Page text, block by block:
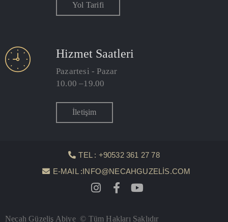
Yol Tarifi
Hizmet Saatleri
Pazartesi - Pazar
10.00 –19.00
İletişim
TEL : +90532 361 27 78
E-MAIL :INFO@NECAHGUZELIS.COM
Necah Güzeliş Abiye © Tüm Hakları Saklıdır